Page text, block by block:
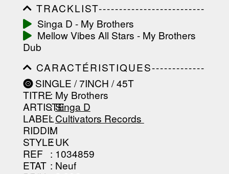
TRACKLIST--------------------------
-----------------------------------------
-----------------------------------------
-----------------------------------------
-----------------------------------------
Singa D - My Brothers
Mellow Vibes All Stars - My Brothers
Dub
CARACTÉRISTIQUES-------------
-----------------------------------------
-----------------------------------------
-----------------------------------------
-----------------------------------------
--------------------------------
SINGLE / 7INCH / 45T
TITRE: My Brothers
ARTISTE
:Singa D
LABEL
:Cultivators Records ‎
RIDDIM
:
STYLE: UK
REF : 1034859
ETAT : Neuf